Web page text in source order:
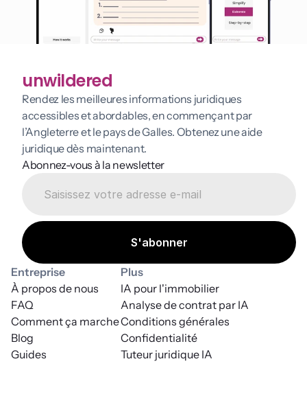
unwildered
Rendez les meilleures informations juridiques
accessibles et abordables, en commençant par
l’Angleterre et le pays de Galles. Obtenez une aide
juridique dès maintenant.
Abonnez-vous à la newsletter
Entreprise
À propos de nous
FAQ
Comment ça marche
Blog
Guides
Plus
Conditions générales
Analyse de contrat par IA
Tuteur juridique IA
Confidentialité
IA pour l'immobilier